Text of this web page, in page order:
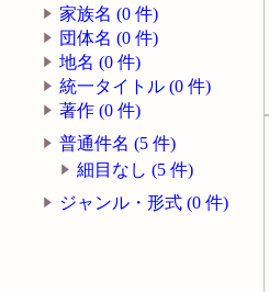
家族名 (0 件)
団体名 (0 件)
地名 (0 件)
統一タイトル (0 件)
著作 (0 件)
普通件名 (5 件)
細目なし (5 件)
ジャンル・形式 (0 件)